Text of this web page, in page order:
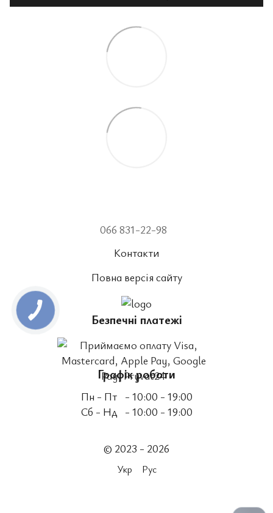
066 831-22-98
Контакти
Повна версія сайту
Безпечні платежі
Графік роботи
Пн - Пт - 10:00 - 19:00
Сб - Нд - 10:00 - 19:00
© 2023 - 2026
Укр Рус